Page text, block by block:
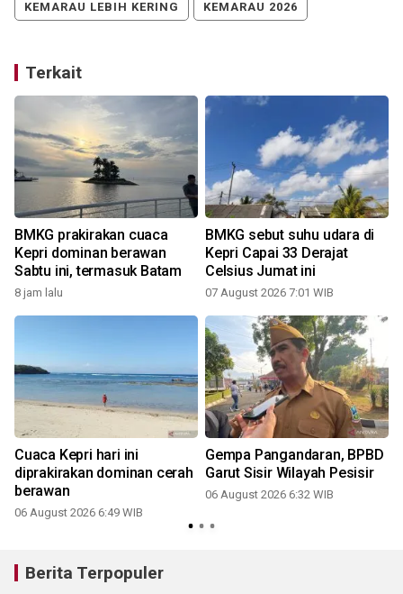
KEMARAU LEBIH KERING KEMARAU 2026
Terkait
BMKG prakirakan cuaca
Kepri dominan berawan
Sabtu ini, termasuk Batam
8 jam lalu
BMKG sebut suhu udara di
Kepri Capai 33 Derajat
Celsius Jumat ini
07 August 2026 7:01 WIB
Cuaca Kepri hari ini
diprakirakan dominan cerah
berawan
06 August 2026 6:49 WIB
Gempa Pangandaran, BPBD
Garut Sisir Wilayah Pesisir
06 August 2026 6:32 WIB
Berita Terpopuler